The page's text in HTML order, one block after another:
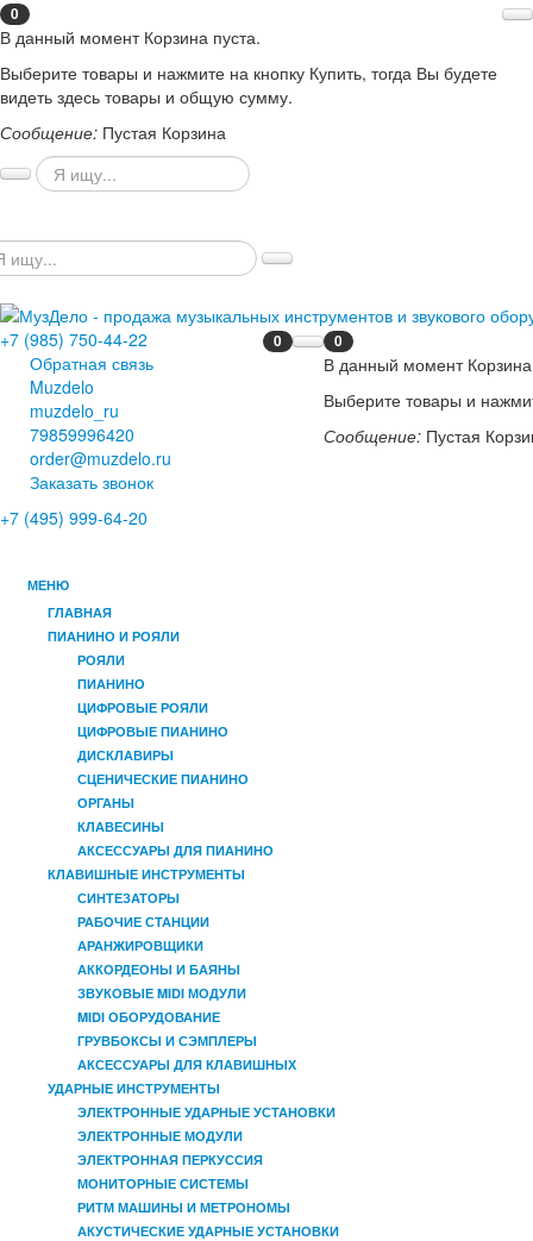
0
В данный момент Корзина пуста.
Выберите товары и нажмите на кнопку Купить, тогда Вы будете
видеть здесь товары и общую сумму.
Сообщение: Пустая Корзина
+7 (985) 750-44-22
Обратная связь
Muzdelo
muzdelo_ru
79859996420
order@muzdelo.ru
Заказать звонок
+7 (495) 999-64-20
0
В данный момент Корзина
Выберите товары и
Сообщение: Пустая
0
МЕНЮ
ГЛАВНАЯ
ПИАНИНО И РОЯЛИ
РОЯЛИ
ПИАНИНО
ЦИФРОВЫЕ РОЯЛИ
ЦИФРОВЫЕ ПИАНИНО
ДИСКЛАВИРЫ
СЦЕНИЧЕСКИЕ ПИАНИНО
ОРГАНЫ
КЛАВЕСИНЫ
АКСЕССУАРЫ ДЛЯ ПИАНИНО
КЛАВИШНЫЕ ИНСТРУМЕНТЫ
СИНТЕЗАТОРЫ
РАБОЧИЕ СТАНЦИИ
АРАНЖИРОВЩИКИ
АККОРДЕОНЫ И БАЯНЫ
ЗВУКОВЫЕ MIDI МОДУЛИ
MIDI ОБОРУДОВАНИЕ
ГРУВБОКСЫ И СЭМПЛЕРЫ
АКСЕССУАРЫ ДЛЯ КЛАВИШНЫХ
УДАРНЫЕ ИНСТРУМЕНТЫ
ЭЛЕКТРОННЫЕ УДАРНЫЕ УСТАНОВКИ
ЭЛЕКТРОННЫЕ МОДУЛИ
ЭЛЕКТРОННАЯ ПЕРКУССИЯ
МОНИТОРНЫЕ СИСТЕМЫ
РИТМ МАШИНЫ И МЕТРОНОМЫ
АКУСТИЧЕСКИЕ УДАРНЫЕ УСТАНОВКИ